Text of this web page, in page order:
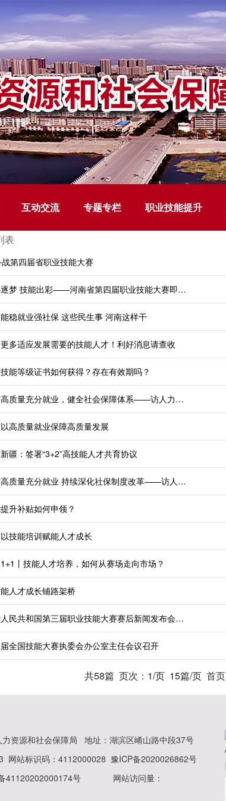
互动交流 专题专栏 职业技能提升
表
第四届省职业技能大赛
梦 技能出彩——河南省第四届职业技能大赛即将启幕
稳就业强社保 这些民生事 河南这样干
多适应发展需要的技能人才！利好消息请查收
能等级证书如何获得？存在有效期吗？
量充分就业，健全社会保障体系——访人力资源社会保障部党组书记、部长王晓萍
高质量就业保障高质量发展
疆：签署“3+2”高技能人才共育协议
量充分就业 持续深化社保制度改革——访人力资源社会保障部党组书记、部长王晓萍
升补贴如何申领？
技能培训赋能人才成长
丨技能人才培养，如何从赛场走向市场？
人才成长铺路架桥
民共和国第三届职业技能大赛赛后新闻发布会在郑州举行
全国技能大赛执委会办公室主任会议召开
共58篇 页次：1/页 15篇/页 首页
资源和社会保障局
地址：湖滨区崤山路中段37号
网站标识码：4112000028 豫ICP备2020026862号
41120202000174号
网站访问量：